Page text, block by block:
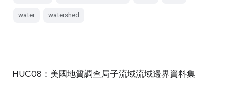
water watershed
HUC08：美國地質調查局子流域流域邊界資料集